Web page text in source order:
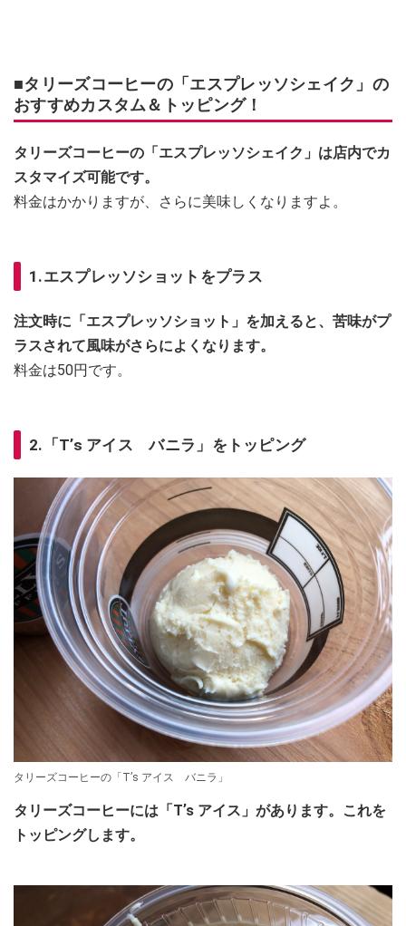
■タリーズコーヒーの「エスプレッソシェイク」の
おすすめカスタム＆トッピング！
タリーズコーヒーの「エスプレッソシェイク」は店内でカ
スタマイズ可能です。
料金はかかりますが、さらに美味しくなりますよ。
1.エスプレッソショットをプラス
注文時に「エスプレッソショット」を加えると、苦味がプ
ラスされて風味がさらによくなります。
料金は50円です。
2.「Tʼs アイス バニラ」をトッピング
タリーズコーヒーの「Tʼs アイス バニラ」
タリーズコーヒーには「Tʼs アイス」があります。これを
トッピングします。